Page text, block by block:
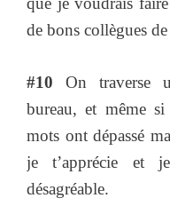
de bons collègues
#10 On traverse
bureau, et même si
mots ont dépassé
je t’apprécie et
désagréable.